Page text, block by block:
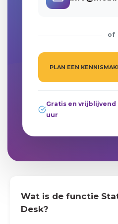
of
PLAN EEN
Gratis en vrijblijvend
uur
Wat is de functie
Desk?